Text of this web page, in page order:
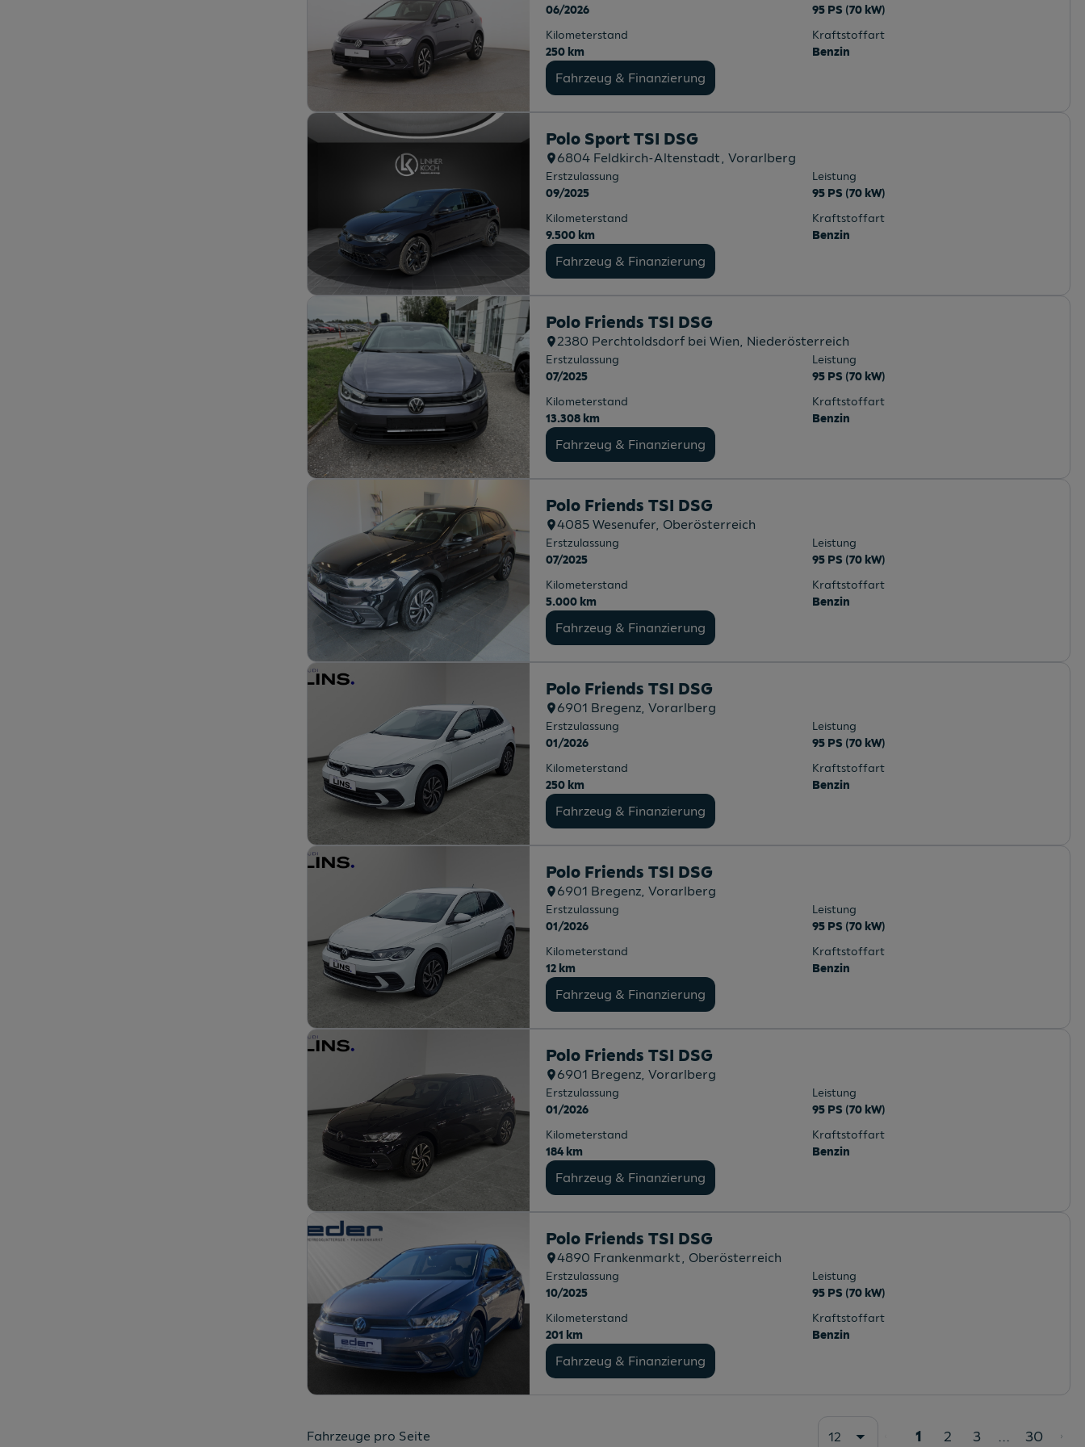
06/2026
95 PS (70 kW)
Kilometerstand
250 km
Kraftstoffart
Benzin
Fahrzeug & Finanzierung
Polo Sport TSI DSG
6804 Feldkirch-Altenstadt, Vorarlberg
Erstzulassung
09/2025
Leistung
95 PS (70 kW)
Kilometerstand
9.500 km
Kraftstoffart
Benzin
Fahrzeug & Finanzierung
Polo Friends TSI DSG
2380 Perchtoldsdorf bei Wien, Niederösterreich
Erstzulassung
07/2025
Leistung
95 PS (70 kW)
Kilometerstand
13.308 km
Kraftstoffart
Benzin
Fahrzeug & Finanzierung
Polo Friends TSI DSG
4085 Wesenufer, Oberösterreich
Erstzulassung
07/2025
Leistung
95 PS (70 kW)
Kilometerstand
5.000 km
Kraftstoffart
Benzin
Fahrzeug & Finanzierung
Polo Friends TSI DSG
6901 Bregenz, Vorarlberg
Erstzulassung
01/2026
Leistung
95 PS (70 kW)
Kilometerstand
250 km
Kraftstoffart
Benzin
Fahrzeug & Finanzierung
Polo Friends TSI DSG
6901 Bregenz, Vorarlberg
Erstzulassung
01/2026
Leistung
95 PS (70 kW)
Kilometerstand
12 km
Kraftstoffart
Benzin
Fahrzeug & Finanzierung
Polo Friends TSI DSG
6901 Bregenz, Vorarlberg
Erstzulassung
01/2026
Leistung
95 PS (70 kW)
Kilometerstand
184 km
Kraftstoffart
Benzin
Fahrzeug & Finanzierung
Polo Friends TSI DSG
4890 Frankenmarkt, Oberösterreich
Erstzulassung
10/2025
Leistung
95 PS (70 kW)
Kilometerstand
201 km
Kraftstoffart
Benzin
Fahrzeug & Finanzierung
Fahrzeuge pro Seite 12 1 2 3 ... 30